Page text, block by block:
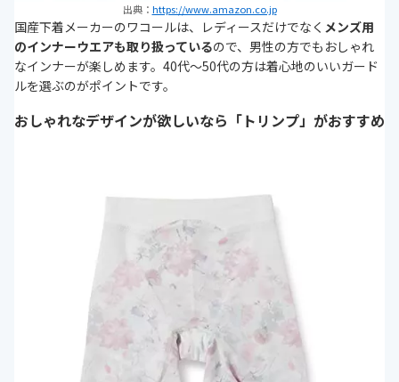
出典： https://www.amazon.co.jp
国産下着メーカーのワコールは、レディースだけでなく メンズ用
のインナーウエアも取り扱っているので、男性の方でもおしゃれ
なインナーが楽しめます。40代～50代の方は着心地のいいガード
ルを選ぶのがポイントです。
おしゃれなデザインが欲しいなら「トリンプ」がおすすめ